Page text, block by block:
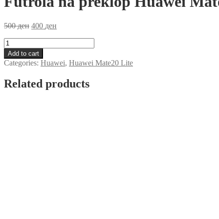
500ден 400 ден
Futrola
na
preklop
Huawei
Lite
Add to cart
Categories: Huawei, Huawei Mate20 Lite
Related products